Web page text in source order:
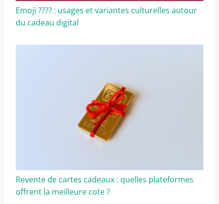
Emoji ???? : usages et variantes culturelles autour
du cadeau digital
Revente de cartes cadeaux : quelles plateformes
offrent la meilleure cote ?